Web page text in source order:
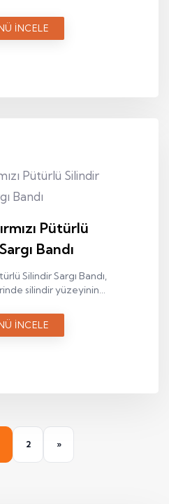
elemanıdır.
İNCELE
Pütürlü
Bandı
Silindir Sargı Bandı,
silindir yüzeyinin
sargı elemanıdır.
İNCELE
2 »